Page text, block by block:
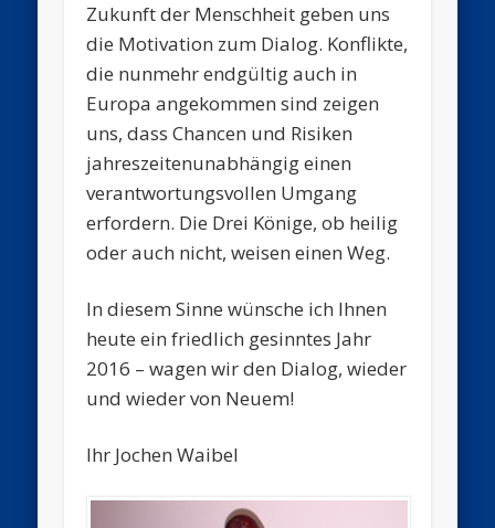
Zukunft der Menschheit geben uns
die Motivation zum Dialog. Konflikte,
die nunmehr endgültig auch in
Europa angekommen sind zeigen
uns, dass Chancen und Risiken
jahreszeitenunabhängig einen
verantwortungsvollen Umgang
erfordern. Die Drei Könige, ob heilig
oder auch nicht, weisen einen Weg.
In diesem Sinne wünsche ich Ihnen
heute ein friedlich gesinntes Jahr
2016 – wagen wir den Dialog, wieder
und wieder von Neuem!
Ihr Jochen Waibel